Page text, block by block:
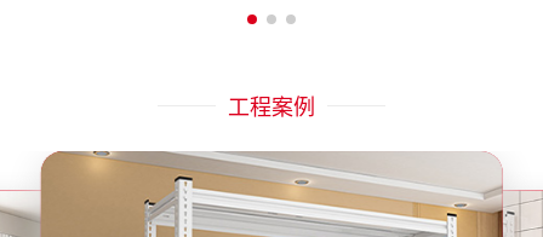
工程案例